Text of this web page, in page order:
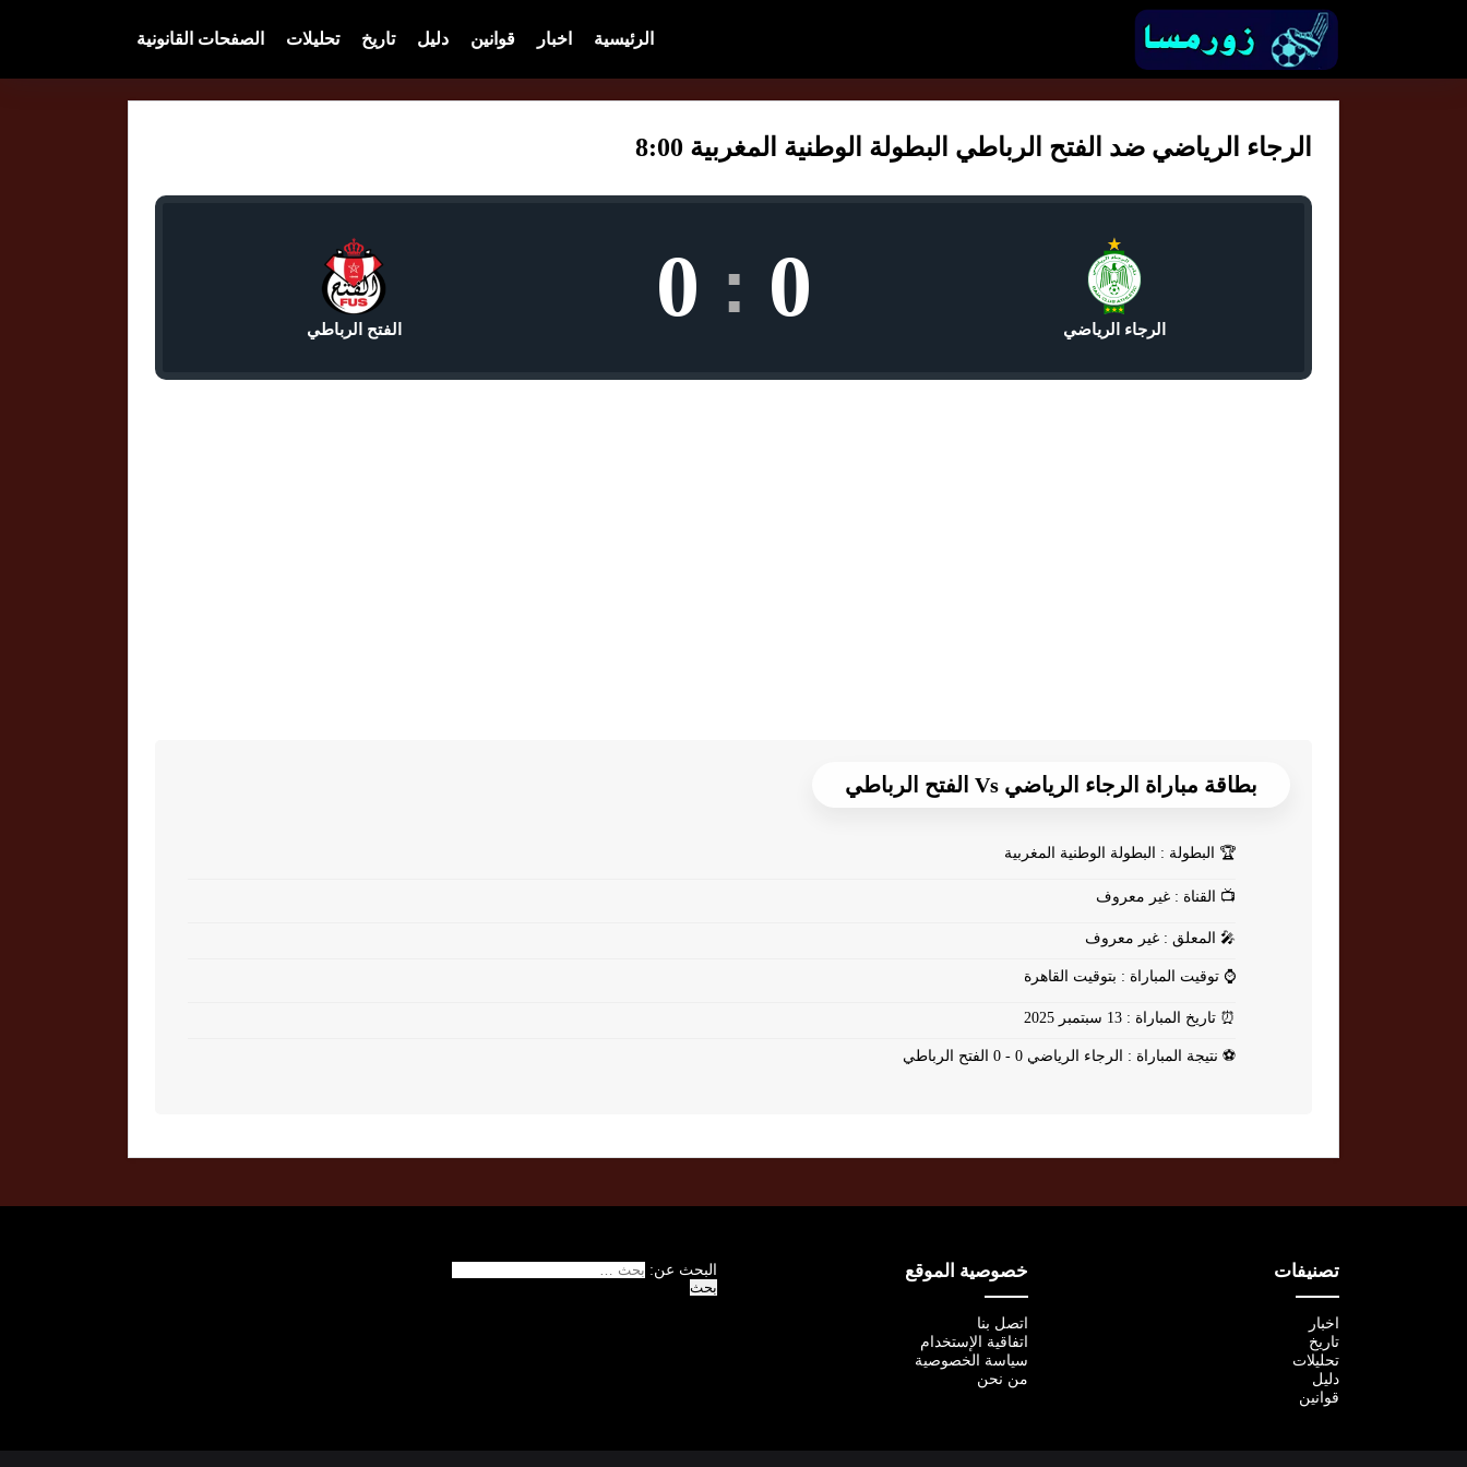
الرئيسية اخبار قوانين دليل تاريخ تحليلات الصفحات القانونية
الرجاء الرياضي ضد الفتح الرباطي البطولة الوطنية المغربية 8:00
الرجاء الرياضي 0
:
0 الفتح الرباطي
بطاقة مباراة الرجاء الرياضي Vs الفتح الرباطي
🏆 البطولة : البطولة الوطنية المغربية
📺 القناة : غير معروف
🎤 المعلق : غير معروف
⌚ توقيت المباراة : بتوقيت القاهرة
⏰ تاريخ المباراة : 13 سبتمبر 2025
⚽ نتيجة المباراة : الرجاء الرياضي 0 - 0 الفتح الرباطي
تصنيفات
اخبار
تاريخ
تحليلات
دليل
قوانين
خصوصية الموقع
اتصل بنا
اتفاقية الإستخدام
سياسة الخصوصية
من نحن
البحث عن: